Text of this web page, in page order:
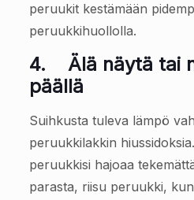
peruukit kestämään
peruukkihuollolla.
4. Älä näytä tai
päällä
Suihkusta tuleva lämpö
peruukkilakkin
peruukkisi hajoaa
parasta, riisu peruukki,